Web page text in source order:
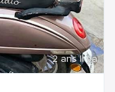
2 ans Il ya